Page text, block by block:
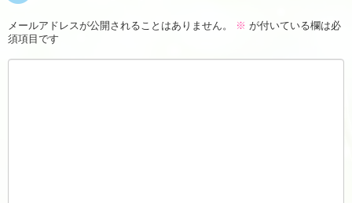
メールアドレスが公開されることはありません。 ※ が付いている欄は必
須項目です